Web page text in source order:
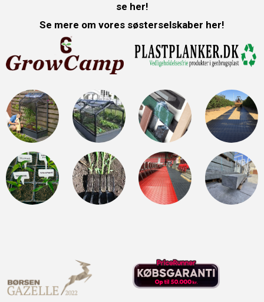
se her!
Se mere om vores søsterselskaber her!